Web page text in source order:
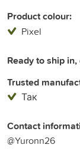
Product colour:
Pixel
Ready to ship in,
Trusted
Так
Contact
@Yuronn26